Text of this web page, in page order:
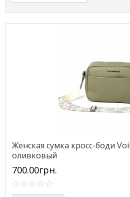
Женская сумка кросс-боди
оливковый
700.00грн.